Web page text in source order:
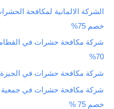
ن
:
خصم 75%
70%
شركة مكافحة حشرات في الجيزة 01033162010 افضل خصم 75%
خصم 75 %